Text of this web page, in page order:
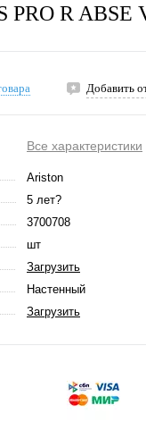
PRO R
Добавить
Все характеристики
Ariston
5 лет?
3700708
шт
Загрузить
Настенный
Загрузить